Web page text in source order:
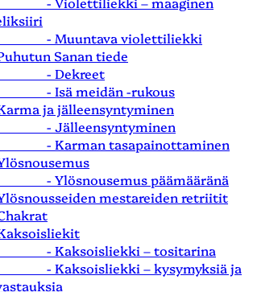
- Muuntava violettiliekki
Sanan tiede
- Dekreet
- Isä meidän -rukous
ja jälleensyntyminen
- Jälleensyntyminen
- Karman tasapainottaminen
- Ylösnousemus päämääränä
mestareiden retriitit
- Kaksoisliekki – tositarina
- Kaksoisliekki – kysymyksiä ja